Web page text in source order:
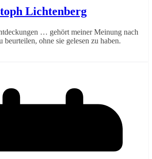
Lichtenberg
… gehört meiner Meinung nach
ohne sie gelesen zu haben.